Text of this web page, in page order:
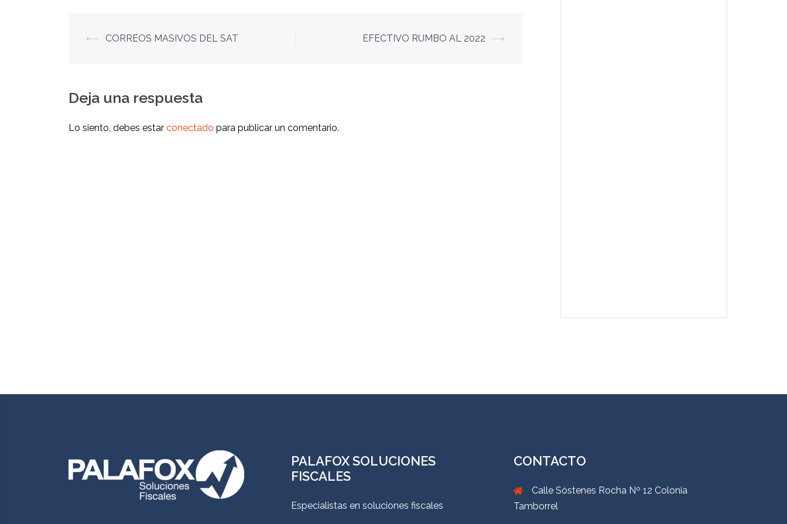
⟵ CORREOS MASIVOS DEL SAT EFECTIVO RUMBO AL 2022 ⟶
Deja una respuesta
Lo siento, debes estar conectado para publicar un comentario.
PALAFOX SOLUCIONES
FISCALES
Especialistas en soluciones fiscales
CONTACTO
Calle Sóstenes Rocha Nº 12 Colonia
Tamborrel